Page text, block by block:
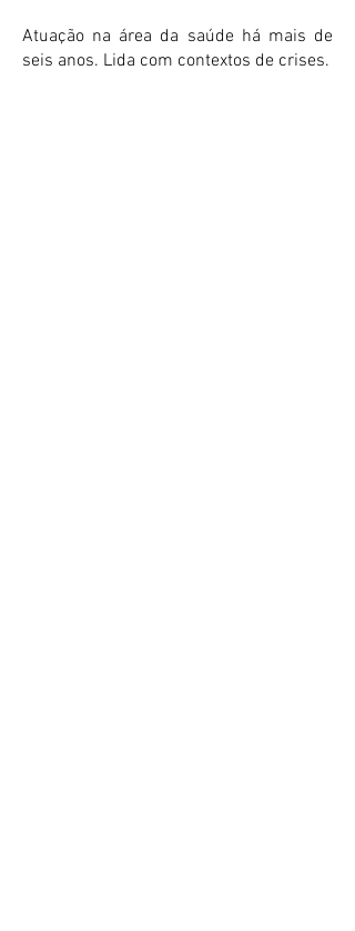
Atuação na área da saúde há mais de
seis anos. Lida com contextos de crises.